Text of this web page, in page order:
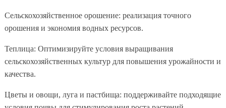
Сельскохозяйственное орошение: реализация точного
орошения и экономия водных ресурсов.
Теплица: Оптимизируйте условия выращивания
сельскохозяйственных культур для повышения урожайности и
качества.
Цветы и овощи, луга и пастбища: поддерживайте подходящие